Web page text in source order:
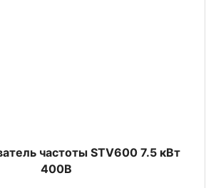
частоты STV600 7.5 кВт
400В